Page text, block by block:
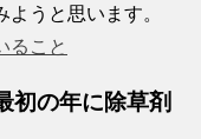
うと思います。
ること
初の年に除草剤